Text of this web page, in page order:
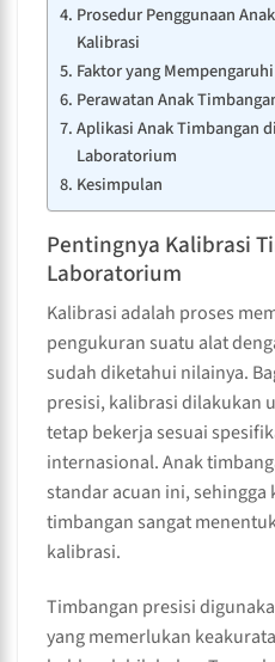
Prosedur Penggunaan
Kalibrasi
Faktor yang
Perawatan Anak
Aplikasi Anak Timbangan
Laboratorium
Kesimpulan
Pentingnya Kalibrasi
Laboratorium
Kalibrasi adalah proses
pengukuran suatu alat
sudah diketahui nilainya.
presisi, kalibrasi dilakukan
tetap bekerja sesuai
internasional. Anak
standar acuan ini,
timbangan sangat
kalibrasi.
Timbangan presisi
yang memerlukan